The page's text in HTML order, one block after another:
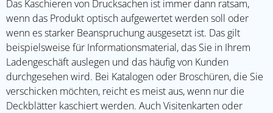
Das Kaschieren von Drucksachen ist immer dann ratsam,
wenn das Produkt optisch aufgewertet werden soll oder
wenn es starker Beanspruchung ausgesetzt ist. Das gilt
beispielsweise für Informationsmaterial, das Sie in Ihrem
Ladengeschäft auslegen und das häufig von Kunden
durchgesehen wird. Bei Katalogen oder Broschüren, die Sie
verschicken möchten, reicht es meist aus, wenn nur die
Deckblätter kaschiert werden. Auch Visitenkarten oder